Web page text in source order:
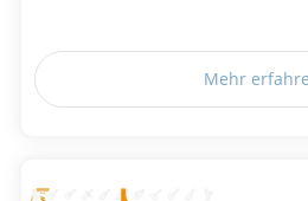
Mehr